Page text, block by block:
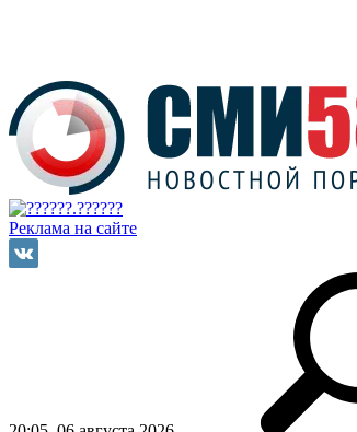
Реклама на сайте